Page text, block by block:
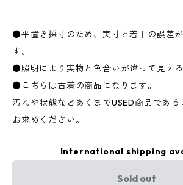
●平置き採寸のため、実寸と若干の誤差
す。
●照明により実物と色合いが違って見える
●こちらは古着の商品になります。
汚れや状態などあくまでUSED商品であ
お求めください。
International shipping
Sold out